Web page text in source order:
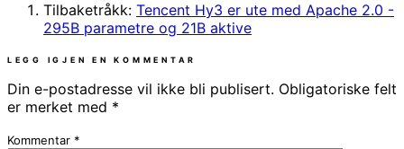
Tilbaketråkk: Tencent Hy3 er ute med Apache 2.0 -
295B parametre og 21B aktive
LEGG IGJEN EN KOMMENTAR
Din e-postadresse vil ikke bli publisert. Obligatoriske felt
er merket med *
Kommentar *